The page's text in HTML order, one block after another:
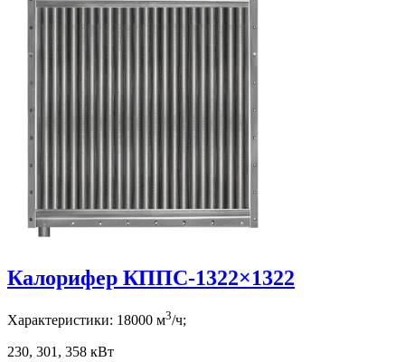
Калорифер КППС-1322×1322
Характеристики: 18000 м3/ч;
230, 301, 358 кВт